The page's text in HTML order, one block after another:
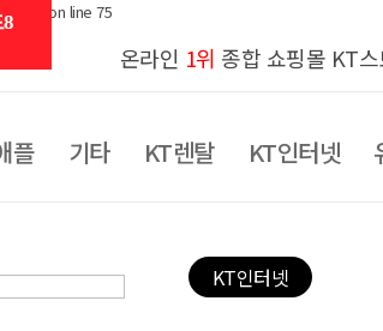
on line 75
온라인 1위 종합 쇼핑몰 KT스
플 기타 KT렌탈 KT인터넷
KT인터넷